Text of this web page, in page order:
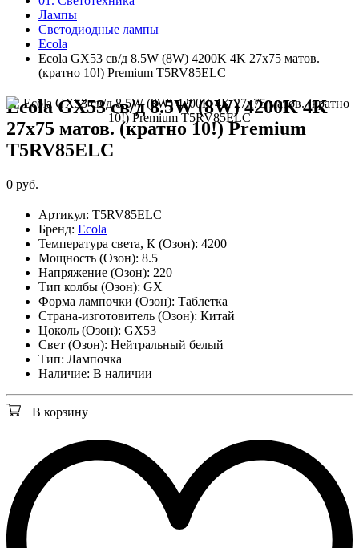
Лампы
Светодиодные лампы
Ecola
Ecola GX53 св/д 8.5W (8W) 4200K 4K 27x75 матов.
(кратно 10!) Premium T5RV85ELC
Ecola GX53 св/д 8.5W (8W) 4200K 4K
27x75 матов. (кратно 10!) Premium
T5RV85ELC
0 руб.
Артикул: T5RV85ELC
Бренд: Ecola
Температура света, К (Озон): 4200
Мощность (Озон): 8.5
Напряжение (Озон): 220
Тип колбы (Озон): GX
Форма лампочки (Озон): Таблетка
Страна-изготовитель (Озон): Китай
Цоколь (Озон): GX53
Свет (Озон): Нейтральный белый
Тип: Лампочка
Наличие: В наличии
В корзину